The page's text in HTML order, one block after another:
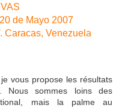
de Mayo 2007
Caracas, Venezuela
vous propose les résultats
Nous sommes loins des
mais la palme au